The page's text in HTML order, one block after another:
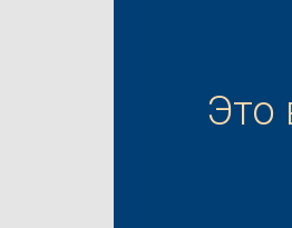
Это